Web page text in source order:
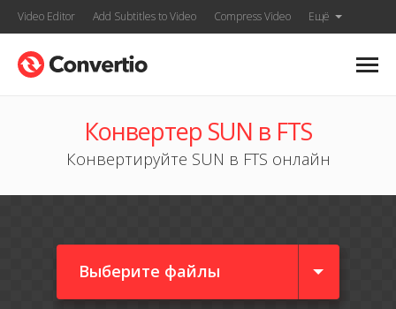
Video Editor Add Subtitles to Video Compress Video Ещё
Конвертер SUN в FTS
Конвертируйте SUN в FTS онлайн
Выберите файлы